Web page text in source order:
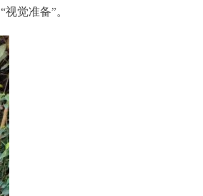
“视觉准备”。